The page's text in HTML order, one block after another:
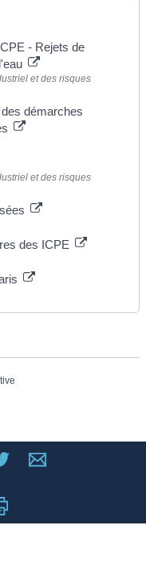
- Rejets de
et des risques
démarches
et des risques
des ICPE